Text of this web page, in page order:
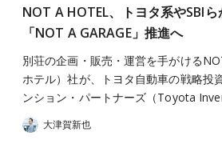
NOT A HOTEL、トヨタ系やSBIら
「NOT A GARAGE」推進へ
別荘の企画・販売・運営を手がける
ホテル）社が、トヨタ自動車の戦略投
ンション・パートナーズ（Toyota
大津賀新也